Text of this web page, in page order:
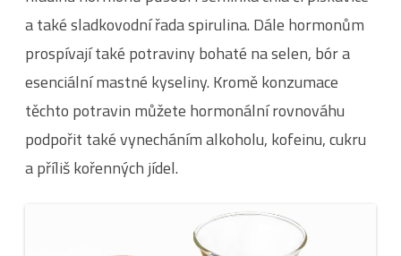
a také sladkovodní řada spirulina. Dále hormonům
prospívají také potraviny bohaté na selen, bór a
esenciální mastné kyseliny. Kromě konzumace
těchto potravin můžete hormonální rovnováhu
podpořit také vynecháním alkoholu, kofeinu, cukru
a příliš kořenných jídel.